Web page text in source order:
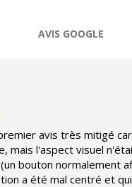
AVIS GOOGLE
avis très mitigé
mais l'aspect visuel
bouton normalement
a été mal centré et